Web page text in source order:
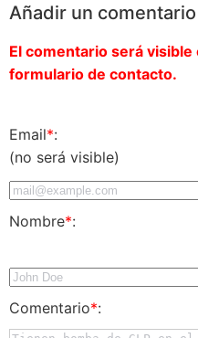
Añadir un comentario
El comentario será visible
formulario de contacto.
Email*:
(no será visible)
Nombre*:
Comentario*: